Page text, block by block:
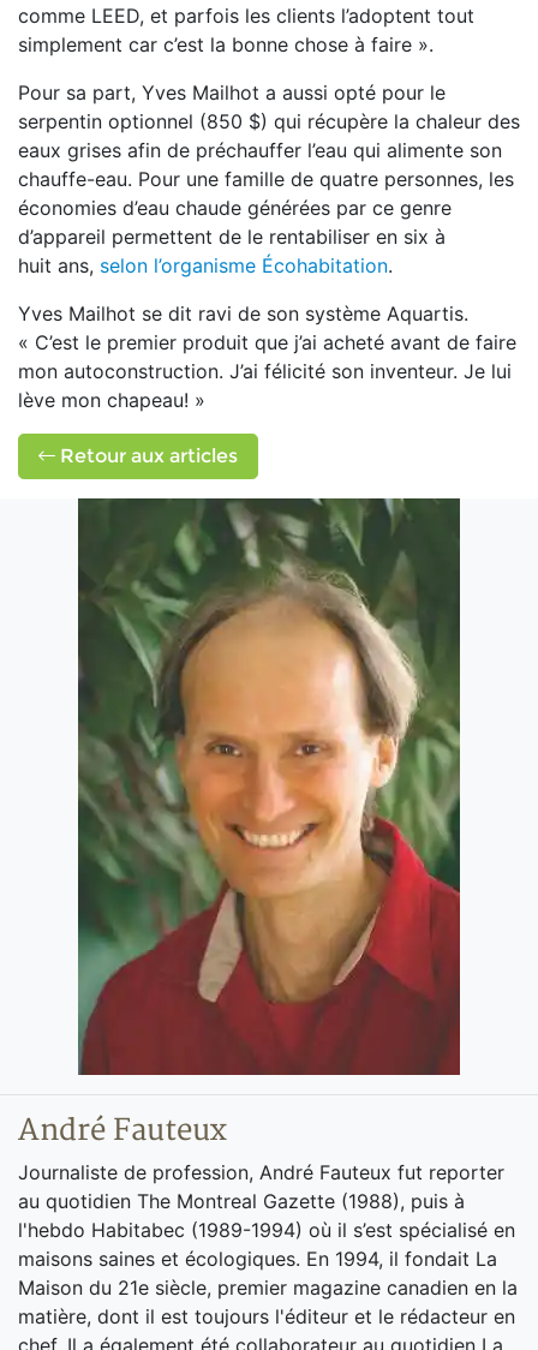
comme LEED, et parfois les clients l’adoptent tout
simplement car c’est la bonne chose à faire ».
Pour sa part, Yves Mailhot a aussi opté pour le
serpentin optionnel (850 $) qui récupère la chaleur des
eaux grises afin de préchauffer l’eau qui alimente son
chauffe-eau. Pour une famille de quatre personnes, les
économies d’eau chaude générées par ce genre
d’appareil permettent de le rentabiliser en six à
huit ans, selon l’organisme Écohabitation.
Yves Mailhot se dit ravi de son système Aquartis.
« C’est le premier produit que j’ai acheté avant de faire
mon autoconstruction. J’ai félicité son inventeur. Je lui
lève mon chapeau! »
Retour aux articles
André Fauteux
Journaliste de profession, André Fauteux fut reporter
au quotidien The Montreal Gazette (1988), puis à
l'hebdo Habitabec (1989-1994) où il s’est spécialisé en
maisons saines et écologiques. En 1994, il fondait La
Maison du 21e siècle, premier magazine canadien en la
matière, dont il est toujours l'éditeur et le rédacteur en
chef. Il a également été collaborateur au quotidien La